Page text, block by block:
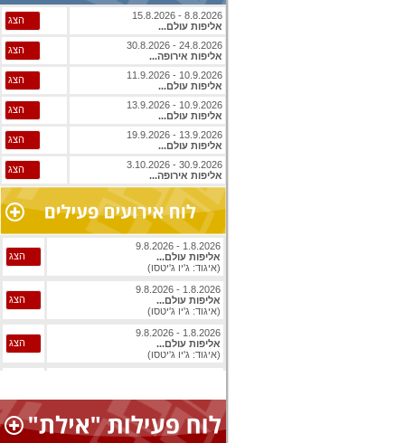
8.8.2026 - 15.8.2026
אליפות עולם...
הצג
24.8.2026 - 30.8.2026
אליפות אירופה...
הצג
10.9.2026 - 11.9.2026
אליפות עולם...
הצג
10.9.2026 - 13.9.2026
אליפות עולם...
הצג
13.9.2026 - 19.9.2026
אליפות עולם...
הצג
30.9.2026 - 3.10.2026
אליפות אירופה...
הצג
1.8.2026 - 9.8.2026
אליפות עולם...
(איגוד: ג'יו ג'יטסו)
הצג
1.8.2026 - 9.8.2026
אליפות עולם...
(איגוד: ג'יו ג'יטסו)
הצג
1.8.2026 - 9.8.2026
אליפות עולם...
(איגוד: ג'יו ג'יטסו)
הצג
(איגוד: ניווט ספורטיבי)
1.8.2026 - 9.8.2026
אליפות עולם...
הצג